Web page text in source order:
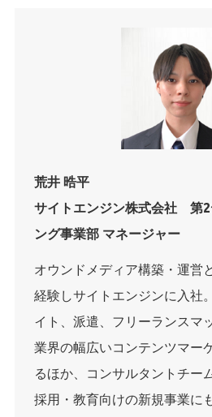
荒井 晧平
サイトエンジン株式会社 第2
ング事業部 マネージャー
オウンドメディア構築・運営
経験しサイトエンジンに入社
イト、派遣、フリーランスマ
業界の幅広いコンテンツマー
るほか、コンサルタントチー
採用・教育向けの新規事業に